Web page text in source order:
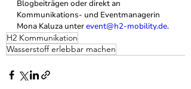
Blogbeiträgen oder direkt an
Kommunikations- und Eventmanagerin
Mona Kaluza unter event@h2-mobility.de.
H2 Kommunikation
Wasserstoff erlebbar machen